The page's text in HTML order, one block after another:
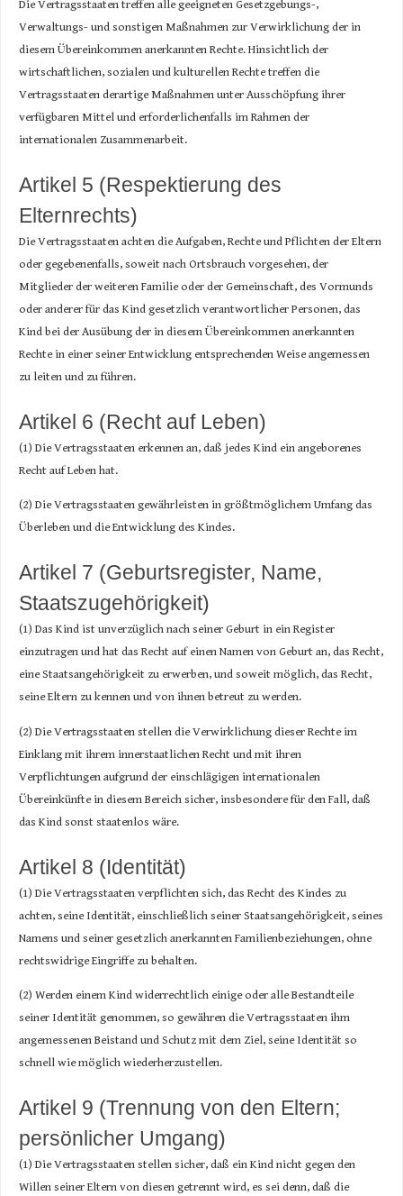
Die Vertragsstaaten treffen alle geeigneten Gesetzgebungs-,
Verwaltungs- und sonstigen Maßnahmen zur Verwirklichung der in
diesem Übereinkommen anerkannten Rechte. Hinsichtlich der
wirtschaftlichen, sozialen und kulturellen Rechte treffen die
Vertragsstaaten derartige Maßnahmen unter Ausschöpfung ihrer
verfügbaren Mittel und erforderlichenfalls im Rahmen der
internationalen Zusammenarbeit.
Artikel 5 (Respektierung des
Elternrechts)
Die Vertragsstaaten achten die Aufgaben, Rechte und Pflichten der Eltern
oder gegebenenfalls, soweit nach Ortsbrauch vorgesehen, der
Mitglieder der weiteren Familie oder der Gemeinschaft, des Vormunds
oder anderer für das Kind gesetzlich verantwortlicher Personen, das
Kind bei der Ausübung der in diesem Übereinkommen anerkannten
Rechte in einer seiner Entwicklung entsprechenden Weise angemessen
zu leiten und zu führen.
Artikel 6 (Recht auf Leben)
(1) Die Vertragsstaaten erkennen an, daß jedes Kind ein angeborenes
Recht auf Leben hat.
(2) Die Vertragsstaaten gewährleisten in größtmöglichem Umfang das
Überleben und die Entwicklung des Kindes.
Artikel 7 (Geburtsregister, Name,
Staatszugehörigkeit)
(1) Das Kind ist unverzüglich nach seiner Geburt in ein Register
einzutragen und hat das Recht auf einen Namen von Geburt an, das Recht,
eine Staatsangehörigkeit zu erwerben, und soweit möglich, das Recht,
seine Eltern zu kennen und von ihnen betreut zu werden.
(2) Die Vertragsstaaten stellen die Verwirklichung dieser Rechte im
Einklang mit ihrem innerstaatlichen Recht und mit ihren
Verpflichtungen aufgrund der einschlägigen internationalen
Übereinkünfte in diesem Bereich sicher, insbesondere für den Fall, daß
das Kind sonst staatenlos wäre.
Artikel 8 (Identität)
(1) Die Vertragsstaaten verpflichten sich, das Recht des Kindes zu
achten, seine Identität, einschließlich seiner Staatsangehörigkeit, seines
Namens und seiner gesetzlich anerkannten Familienbeziehungen, ohne
rechtswidrige Eingriffe zu behalten.
(2) Werden einem Kind widerrechtlich einige oder alle Bestandteile
seiner Identität genommen, so gewähren die Vertragsstaaten ihm
angemessenen Beistand und Schutz mit dem Ziel, seine Identität so
schnell wie möglich wiederherzustellen.
Artikel 9 (Trennung von den Eltern;
persönlicher Umgang)
(1) Die Vertragsstaaten stellen sicher, daß ein Kind nicht gegen den
Willen seiner Eltern von diesen getrennt wird, es sei denn, daß die